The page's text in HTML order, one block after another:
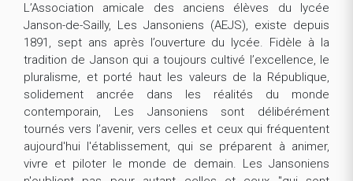
L’Association amicale des anciens élèves du lycée
Janson-de-Sailly, Les Jansoniens (AEJS), existe depuis
1891, sept ans après l’ouverture du lycée. Fidèle à la
tradition de Janson qui a toujours cultivé l’excellence, le
pluralisme, et porté haut les valeurs de la République,
solidement ancrée dans les réalités du monde
contemporain, Les Jansoniens sont délibérément
tournés vers l’avenir, vers celles et ceux qui fréquentent
aujourd'hui l'établissement, qui se préparent à animer,
vivre et piloter le monde de demain. Les Jansoniens